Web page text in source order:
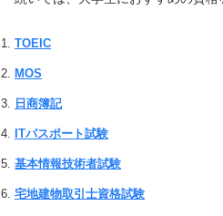
TOEIC
MOS
日商簿記
ITパスポート試験
基本情報技術者試験
宅地建物取引士資格試験